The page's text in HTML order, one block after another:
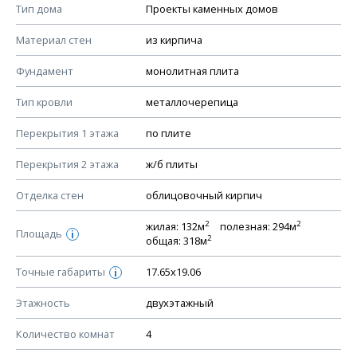
Тип дома Проекты каменных домов
Материал стен из кирпича
Фундамент монолитная плита
Тип кровли металлочерепица
Перекрытия 1 этажа по плите
Перекрытия 2 этажа ж/б плиты
Отделка стен облицовочный кирпич
Площадь i
жилая: 132м2 полезная: 294м2
общая: 318м2
Точные габариты i 17.65х19.06
Этажность двухэтажный
Количество комнат 4
Смотрите советы по выбору материала в нашем
КОНСТРУКТИВНЫЕ РЕШЕНИЯ (КР)
Ведомость рабочих чертежей основного комплекта КР
План фундамента
Устройство фундамента, спецификация материалов
Планы перекрытий этажей, спецификация элементов
Устройство перекрытий
Устройство стен
Спецификация материалов стен
Схема расположения лаг чердака (если есть)
Схема расположения элементов стропил
Спецификация элементов стропил
Устройство стропильной системы
Узлы устройства кровли